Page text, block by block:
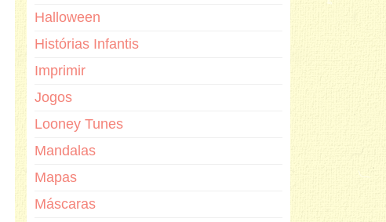
Halloween
Histórias Infantis
Imprimir
Jogos
Looney Tunes
Mandalas
Mapas
Máscaras